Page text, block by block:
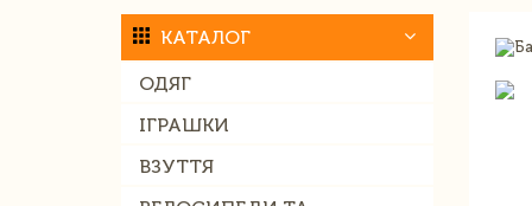
КАТАЛОГ
ОДЯГ
ІГРАШКИ
ВЗУТТЯ